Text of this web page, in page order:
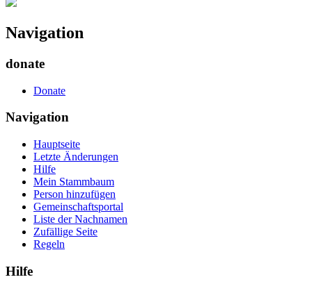
Navigation
donate
Donate
Navigation
Hauptseite
Letzte Änderungen
Hilfe
Mein Stammbaum
Person hinzufügen
Gemeinschafts­portal
Liste der Nachnamen
Zufällige Seite
Regeln
Hilfe